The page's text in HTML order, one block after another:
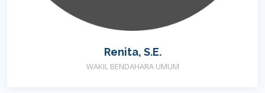
Renita, S.E.
WAKIL BENDAHARA UMUM